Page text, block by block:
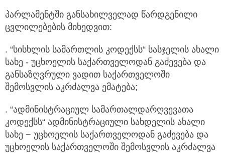
პარლამენტში განსახილველად წარდგენილი
ცვლილებების მიხედვით:
. “სისხლის სამართლის კოდექსს“ სასჯელის ახალი
სახე - უცხოელის საქართველოდან გაძევება და
განსაზღვრული ვადით საქართველოში
შემოსვლის აკრძალვა ემატება;
. “ადმინისტრაციულ სამართალდარღვევათა
კოდექსს“ ადმინისტრაციული სახდელის ახალი
სახე − უცხოელის საქართველოდან გაძევება და
უცხოელის საქართველოში შემოსვლის აკრძალვა